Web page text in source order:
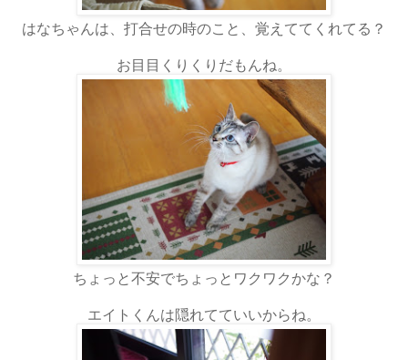
はなちゃんは、打合せの時のこと、覚えててくれてる？
お目目くりくりだもんね。
ちょっと不安でちょっとワクワクかな？
エイトくんは隠れてていいからね。